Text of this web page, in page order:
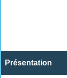
Présentation